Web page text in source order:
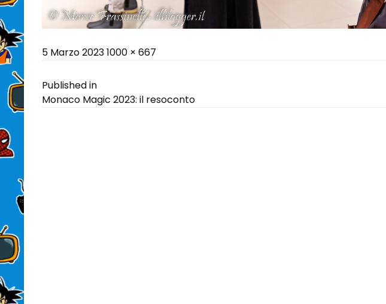
Posted
5 Marzo 2023Full
1000 × 667
Navigazione
articoli
Published in
Monaco Magic 2023: il resoconto